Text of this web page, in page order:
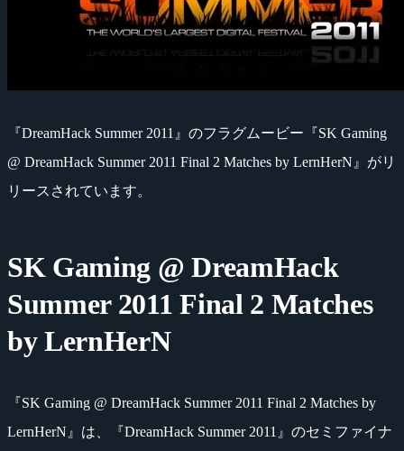
『DreamHack Summer 2011』のフラグムービー『SK Gaming
@ DreamHack Summer 2011 Final 2 Matches by LernHerN』がリ
リースされています。
SK Gaming @ DreamHack
Summer 2011 Final 2 Matches
by LernHerN
『SK Gaming @ DreamHack Summer 2011 Final 2 Matches by
LernHerN』は、『DreamHack Summer 2011』のセミファイナ